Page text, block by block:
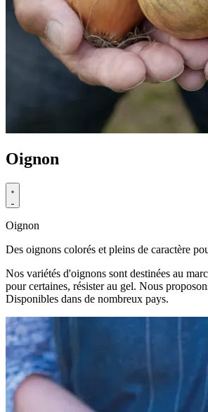
Oignon
Oignon
Des oignons colorés et pleins de caractère
Nos variétés d'oignons sont destinées au
pour certaines, résister au gel. Nous
Disponibles dans de nombreux pays.